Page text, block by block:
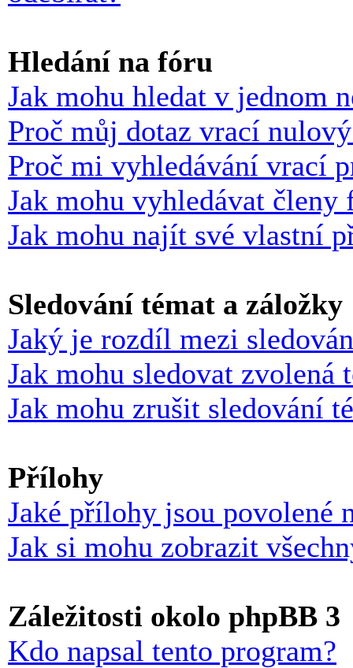
Hledání na fóru
Jak mohu hledat v jednom
Proč můj dotaz vrací
Proč mi vyhledávání vrací
Jak mohu vyhledávat členy
Jak mohu najít své vlastní
Sledování témat a záložky
Jaký je rozdíl mezi
Jak mohu sledovat zvolená
Jak mohu zrušit sledování
Přílohy
Jaké přílohy jsou povolené
Jak si mohu zobrazit
Záležitosti okolo phpBB 3
Kdo napsal tento program?